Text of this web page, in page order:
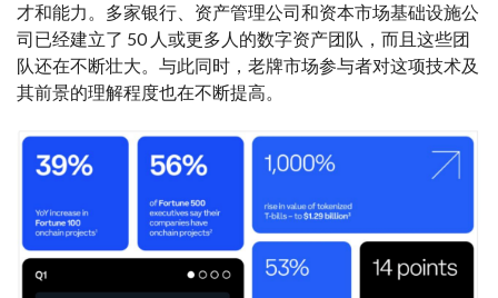
才和能力。多家银行、资产管理公司和资本市场基础设施公
司已经建立了 50 人或更多人的数字资产团队，而且这些团
队还在不断壮大。与此同时，老牌市场参与者对这项技术及
其前景的理解程度也在不断提高。